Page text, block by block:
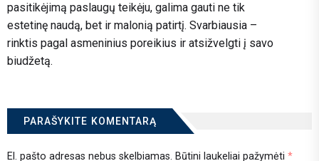
pasitikėjimą paslaugų teikėju, galima gauti ne tik
estetinę naudą, bet ir malonią patirtį. Svarbiausia –
rinktis pagal asmeninius poreikius ir atsižvelgti į savo
biudžetą.
PARAŠYKITE KOMENTARĄ
El. pašto adresas nebus skelbiamas. Būtini laukeliai pažymėti *